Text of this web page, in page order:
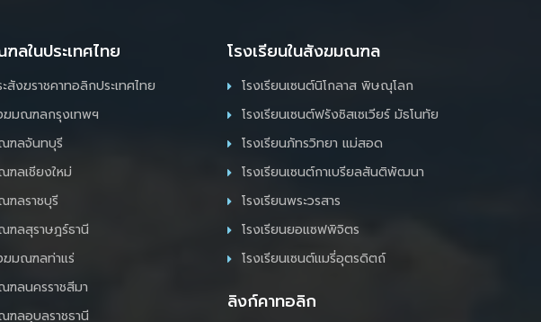
ลในประเทศไทย
สังฆราชคาทอลิกประเทศไทย
ฆมณฑลกรุงเทพฯ
ฑลจันทบุรี
ลเชียงใหม่
ลราชบุรี
ลสุราษฎร์ธานี
มณฑลท่าแร่
ลนครราชสีมา
ลอุบลราชธานี
โรงเรียนในสังฆมณฑล
โรงเรียนเซนต์นิโกลาส พิษณุโลก
โรงเรียนเซนต์ฟรังซิสเซเวียร์ มัธโนทัย
โรงเรียนภัทรวิทยา แม่สอด
โรงเรียนเซนต์กาเบรียลสันติพัฒนา
โรงเรียนพระวรสาร
โรงเรียนยอแซฟพิจิตร
โรงเรียนเซนต์แมรี่อุตรดิตถ์
ลิงก์คาทอลิก